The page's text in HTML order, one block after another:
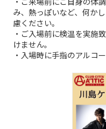
み、熱っぽいなど、何か
慮ください。
・ご入場前に検温を実施
けません。
・入場時に手指のアルコ